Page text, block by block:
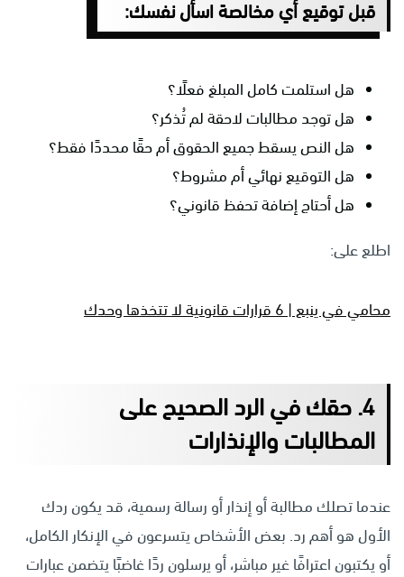
قبل توقيع أي مخالصة اسأل نفسك:
هل استلمت كامل المبلغ فعلًا؟
هل توجد مطالبات لاحقة لم تُذكر؟
هل النص يسقط جميع الحقوق أم حقًا محددًا فقط؟
هل التوقيع نهائي أم مشروط؟
هل أحتاج إضافة تحفظ قانوني؟
اطلع على:
محامي في ينبع | 6 قرارات قانونية لا تتخذها وحدك
4. حقك في الرد الصحيح على
المطالبات والإنذارات
عندما تصلك مطالبة أو إنذار أو رسالة رسمية، قد يكون ردك
الأول هو أهم رد. بعض الأشخاص يتسرعون في الإنكار الكامل،
أو يكتبون اعترافًا غير مباشر، أو يرسلون ردًا غاضبًا يتضمن عبارات